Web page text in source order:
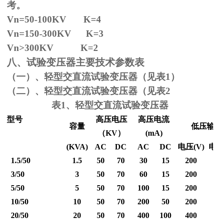
考。
Vn=50-100KV K=4
Vn=150-300KV K=3
Vn>300KV K=2
八、试验变压器主要技术参数表
（一）、轻型交直流试验变压器（见表1）
（二）、轻型交直流试验变压器（见表2
表1、轻型交直流试验变压器
型号
容量
高压电压
（KV）
高压电流
(mA)
低压输
(KVA) AC DC AC DC 电压(V) 电
1.5/50
1.5 50 70 30 15 200
3/50
3 50 70 60 15 200
5/50
5 50 70 100 15 200
10/50
10 50 70 200 50 200
20/50
20 50 70 400 100 400